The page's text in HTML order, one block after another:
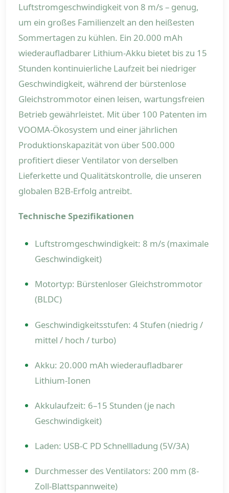
Luftstromgeschwindigkeit von 8 m/s – genug,
um ein großes Familienzelt an den heißesten
Sommertagen zu kühlen. Ein 20.000 mAh
wiederaufladbarer Lithium-Akku bietet bis zu 15
Stunden kontinuierliche Laufzeit bei niedriger
Geschwindigkeit, während der bürstenlose
Gleichstrommotor einen leisen, wartungsfreien
Betrieb gewährleistet. Mit über 100 Patenten im
VOOMA-Ökosystem und einer jährlichen
Produktionskapazität von über 500.000
profitiert dieser Ventilator von derselben
Lieferkette und Qualitätskontrolle, die unseren
globalen B2B-Erfolg antreibt.
Technische Spezifikationen
Luftstromgeschwindigkeit: 8 m/s (maximale
Geschwindigkeit)
Motortyp: Bürstenloser Gleichstrommotor
(BLDC)
Geschwindigkeitsstufen: 4 Stufen (niedrig /
mittel / hoch / turbo)
Akku: 20.000 mAh wiederaufladbarer
Lithium-Ionen
Akkulaufzeit: 6–15 Stunden (je nach
Geschwindigkeit)
Laden: USB-C PD Schnellladung (5V/3A)
Durchmesser des Ventilators: 200 mm (8-
Zoll-Blattspannweite)